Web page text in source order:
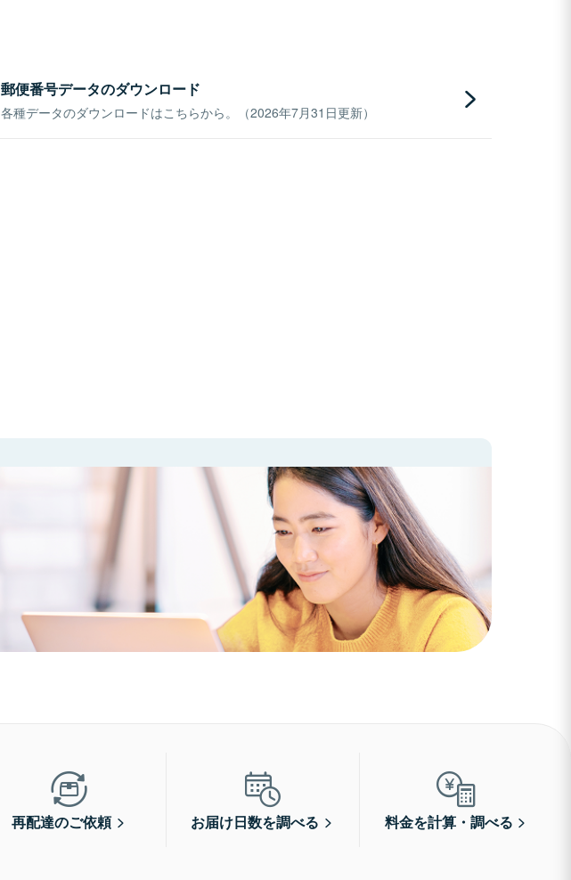
郵便番号データのダウンロード
各種データのダウンロードはこちらから。（2026年7月31日更新）
再配達のご依頼 お届け日数を調べる 料金を計算・調べる